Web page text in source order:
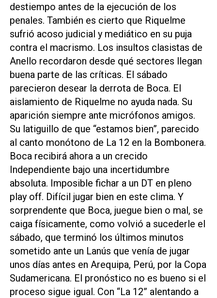
destiempo antes de la ejecución de los
penales. También es cierto que Riquelme
sufrió acoso judicial y mediático en su puja
contra el macrismo. Los insultos clasistas de
Anello recordaron desde qué sectores llegan
buena parte de las críticas. El sábado
parecieron desear la derrota de Boca. El
aislamiento de Riquelme no ayuda nada. Su
aparición siempre ante micrófonos amigos.
Su latiguillo de que “estamos bien”, parecido
al canto monótono de La 12 en la Bombonera.
Boca recibirá ahora a un crecido
Independiente bajo una incertidumbre
absoluta. Imposible fichar a un DT en pleno
play off. Difícil jugar bien en este clima. Y
sorprendente que Boca, juegue bien o mal, se
caiga físicamente, como volvió a sucederle el
sábado, que terminó los últimos minutos
sometido ante un Lanús que venía de jugar
unos días antes en Arequipa, Perú, por la Copa
Sudamericana. El pronóstico no es bueno si el
proceso sigue igual. Con “La 12” alentando a